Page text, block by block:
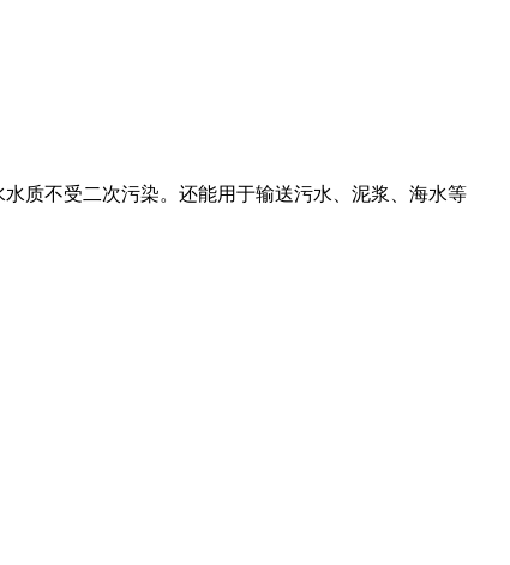
质不受二次污染。还能用于输送污水、泥浆、海水等